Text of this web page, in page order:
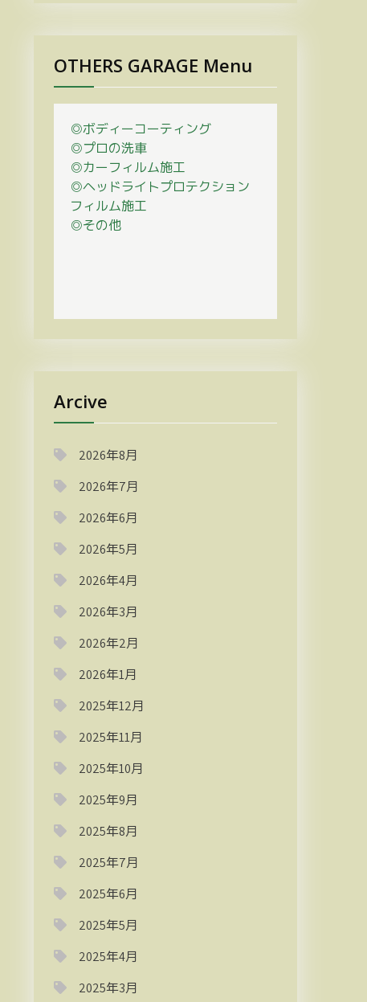
OTHERS GARAGE Menu
◎ボディーコーティング
◎プロの洗車
◎カーフィルム施工
◎ヘッドライトプロテクション
フィルム施工
◎その他
Arcive
2026年8月
2026年7月
2026年6月
2026年5月
2026年4月
2026年3月
2026年2月
2026年1月
2025年12月
2025年11月
2025年10月
2025年9月
2025年8月
2025年7月
2025年6月
2025年5月
2025年4月
2025年3月